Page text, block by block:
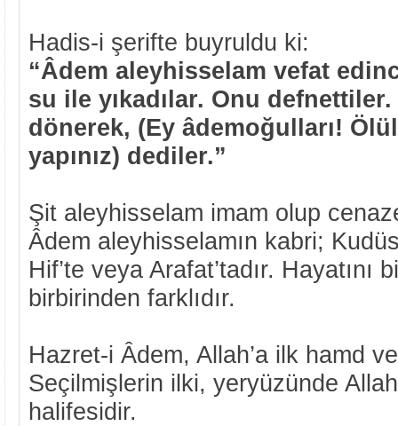
Hadis-i şerifte buyruldu ki:
“Âdem aleyhisselam vefat
su ile yıkadılar. Onu defnettiler.
dönerek, (Ey âdemoğulları!
yapınız) dediler.”
Şit aleyhisselam imam olup cenaze
Âdem aleyhisselamın kabri;
Hif’te veya Arafat’tadır. Hayatını
birbirinden farklıdır.
Hazret-i Âdem, Allah’a ilk hamd
Seçilmişlerin ilki, yeryüzünde
halifesidir.